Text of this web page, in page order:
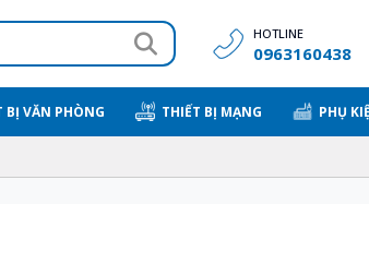
HOTLINE
0963160438
BỊ VĂN PHÒNG THIẾT BỊ MẠNG PHỤ